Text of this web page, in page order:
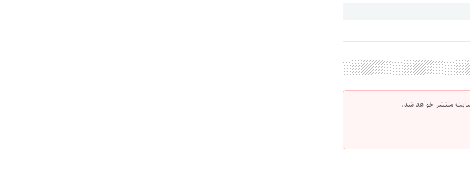
منتشر خواهد شد.